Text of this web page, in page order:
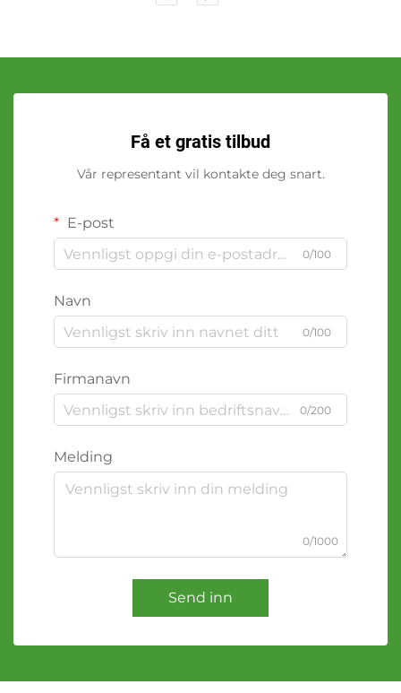
Få et gratis tilbud
Vår representant vil kontakte deg snart.
E-post
0/100
Navn
0/100
Firmanavn
0/200
Melding
0/1000
Send inn